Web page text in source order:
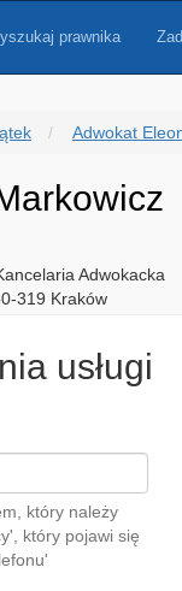
prawnika
Adwokat
Adwokacka
319 Kraków
usługi
który należy
który pojawi się